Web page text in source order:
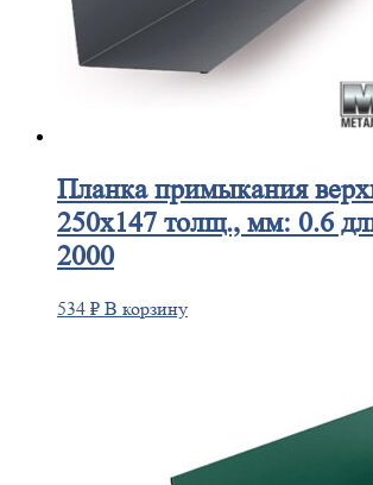
Планкапримыкания
250х147 толщ., мм: 0.6
2000
534 ₽ В корзину